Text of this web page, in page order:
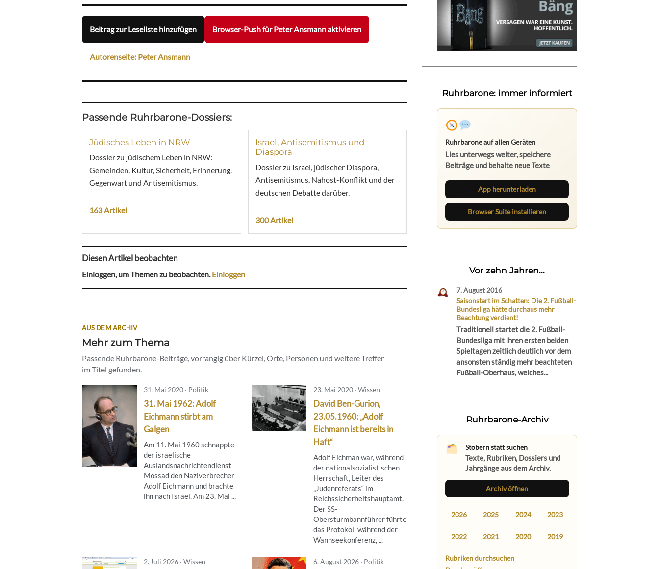
Beitrag zur Leseliste hinzufügen Browser-Push für Peter Ansmann aktivieren
Autorenseite: Peter Ansmann
Passende Ruhrbarone-Dossiers:
Jüdisches Leben in NRW
Dossier zu jüdischem Leben in NRW:
Gemeinden, Kultur, Sicherheit, Erinnerung,
Gegenwart und Antisemitismus.
163 Artikel
Israel, Antisemitismus und
Diaspora
Dossier zu Israel, jüdischer Diaspora,
Antisemitismus, Nahost-Konflikt und der
deutschen Debatte darüber.
300 Artikel
Diesen Artikel beobachten
Einloggen, um Themen zu beobachten.Einloggen
AUS DEM ARCHIV
Mehr zum Thema
Passende Ruhrbarone-Beiträge, vorrangig über Kürzel, Orte, Personen und weitere Treffer
im Titel gefunden.
31. Mai 2020 · Politik
31. Mai 1962: Adolf
Eichmann stirbt am
Galgen
Am 11. Mai 1960 schnappte
der israelische
Auslandsnachrichtendienst
Mossad den Naziverbrecher
Adolf Eichmann und brachte
ihn nach Israel. Am 23. Mai ...
23. Mai 2020 · Wissen
David Ben-Gurion,
23.05.1960: „Adolf
Eichmann ist bereits in
Haft“
Adolf Eichman war, während
der nationalsozialistischen
Herrschaft, Leiter des
„Judenreferats“ im
Reichssicherheitshauptamt.
Der SS-
Obersturmbannführer führte
das Protokoll während der
Wannseekonferenz, ...
2. Juli 2026 · Wissen 6. August 2026 · Politik
Ruhrbarone: immer informiert
Ruhrbarone auf allen Geräten
Lies unterwegs weiter, speichere
Beiträge und behalte neue Texte
App herunterladen
Browser Suite installieren
Vor zehn Jahren...
7. August 2016
Saisonstart im Schatten: Die 2. Fußball-
Bundesliga hätte durchaus mehr
Beachtung verdient!
Traditionell startet die 2. Fußball-
Bundesliga mit ihren ersten beiden
Spieltagen zeitlich deutlich vor dem
ansonsten ständig mehr beachteten
Fußball-Oberhaus, welches...
Ruhrbarone-Archiv
Stöbern statt suchen
Texte, Rubriken, Dossiers und
Jahrgänge aus dem Archiv.
Archiv öffnen
2026 2025 2024 2023
2022 2021 2020 2019
Rubriken durchsuchen